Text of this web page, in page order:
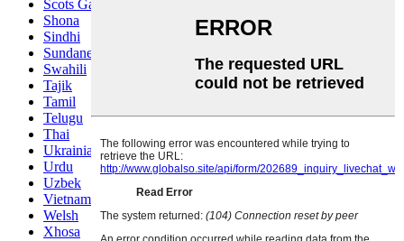
Scots Gaelic
Shona
Sindhi
Sundanese
Swahili
Tajik
Tamil
Telugu
Thai
Ukrainian
Urdu
Uzbek
Vietnamese
Welsh
Xhosa